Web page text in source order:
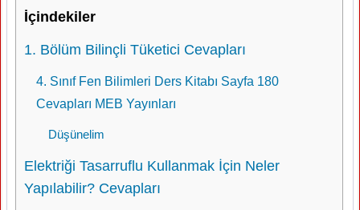
İçindekiler
1. Bölüm Bilinçli Tüketici Cevapları
4. Sınıf Fen Bilimleri Ders Kitabı Sayfa 180
Cevapları MEB Yayınları
Düşünelim
Elektriği Tasarruflu Kullanmak İçin Neler
Yapılabilir? Cevapları